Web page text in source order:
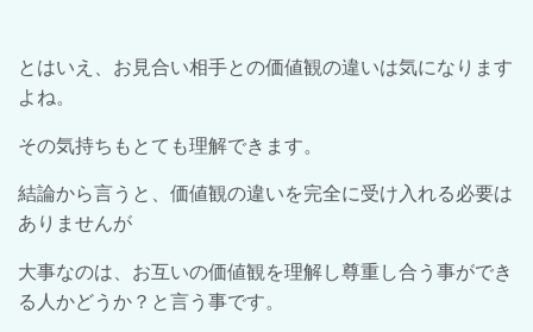
とはいえ、お見合い相手との価値観の違いは気になります
よね。
その気持ちもとても理解できます。
結論から言うと、価値観の違いを完全に受け入れる必要は
ありませんが
大事なのは、お互いの価値観を理解し尊重し合う事ができ
る人かどうか？と言う事です。